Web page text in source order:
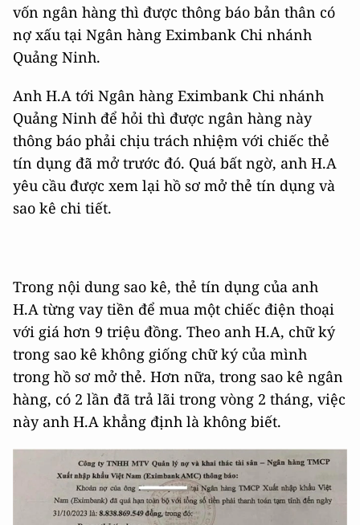
vốn ngân hàng thì được thông báo bản thân có
nợ xấu tại Ngân hàng Eximbank Chi nhánh
Quảng Ninh.
Anh H.A tới Ngân hàng Eximbank Chi nhánh
Quảng Ninh để hỏi thì được ngân hàng này
thông báo phải chịu trách nhiệm với chiếc thẻ
tín dụng đã mở trước đó. Quá bất ngờ, anh H.A
yêu cầu được xem lại hồ sơ mở thẻ tín dụng và
sao kê chi tiết.
Trong nội dung sao kê, thẻ tín dụng của anh
H.A từng vay tiền để mua một chiếc điện thoại
với giá hơn 9 triệu đồng. Theo anh H.A, chữ ký
trong sao kê không giống chữ ký của mình
trong hồ sơ mở thẻ. Hơn nữa, trong sao kê ngân
hàng, có 2 lần đã trả lãi trong vòng 2 tháng, việc
này anh H.A khẳng định là không biết.